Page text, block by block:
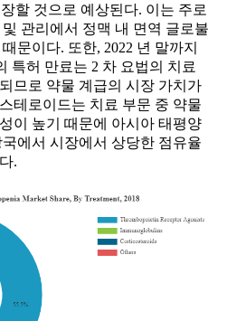
할 것으로 예상된다. 이는 주로
관리에서 정맥 내 면역 글로불
문이다. 또한, 2022 년 말까지
특허 만료는 2 차 요법의 치료
므로 약물 계급의 시장 가치가
테로이드는 치료 부문 중 약물
이 높기 때문에 아시아 태평양
에서 시장에서 상당한 점유율
.